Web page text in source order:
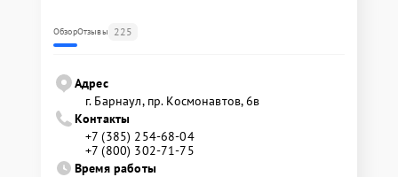
ОбзорОтзывы 225
Адрес
г. Барнаул, ​пр. Космонавтов, 6в
Контакты
+7 (385) 254-68-04
+7 (800) 302-71-75
Время работы